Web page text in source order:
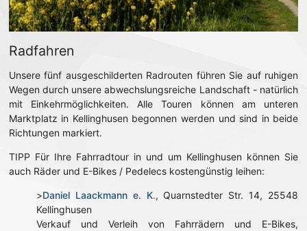
Radfahren
Unsere fünf ausgeschilderten Radrouten führen Sie auf ruhigen
Wegen durch unsere abwechslungsreiche Landschaft - natürlich
mit Einkehrmöglichkeiten. Alle Touren können am unteren
Marktplatz in Kellinghusen begonnen werden und sind in beide
Richtungen markiert.
TIPP Für Ihre Fahrradtour in und um Kellinghusen können Sie
auch Räder und E-Bikes / Pedelecs kostengünstig leihen:
>Daniel Laackmann e. K., Quarnstedter Str. 14, 25548
Kellinghusen
Verkauf und Verleih von Fahrrädern und E-Bikes,